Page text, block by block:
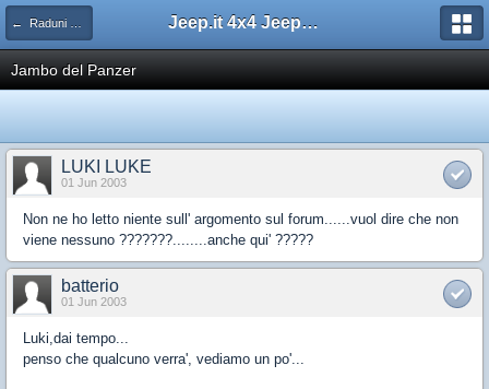
← Raduni 4x4 Jeep.it 4x4 Jeep Web Community
Jambo del Panzer
LUKI LUKE
01 Jun 2003
Non ne ho letto niente sull' argomento sul forum......vuol dire che non
viene nessuno ???????........anche qui' ?????
batterio
01 Jun 2003
Luki,dai tempo...
penso che qualcuno verra', vediamo un po'...